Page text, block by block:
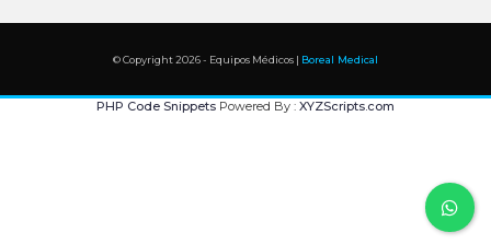
© Copyright 2026 - Equipos Médicos | Boreal Medical
PHP Code Snippets Powered By : XYZScripts.com